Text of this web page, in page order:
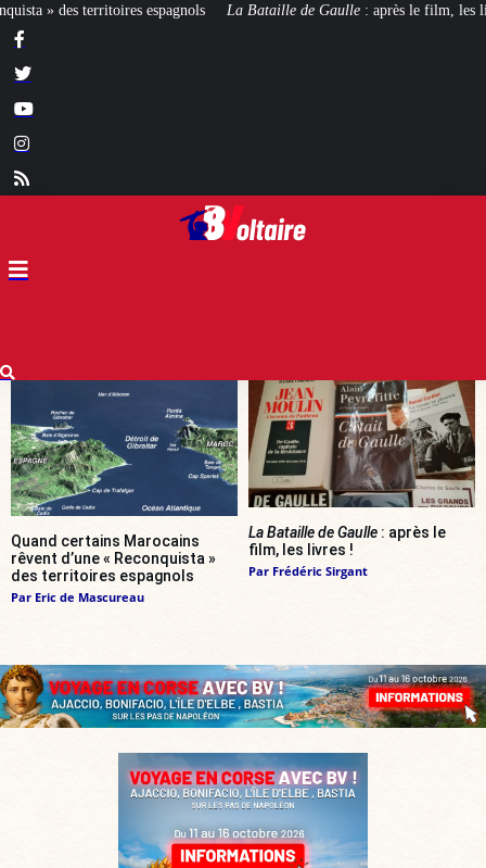
Bataille de Gaulle: après le film, les livres ! [CINÉMA]De la Comédie-
Quand certains Marocains
rêvent d’une « Reconquista »
des territoires espagnols
Par Eric de Mascureau
La Bataille de Gaulle : après le
film, les livres !
Par Frédéric Sirgant